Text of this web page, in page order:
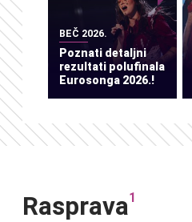
BEČ 2026.
Poznati detaljni
rezultati polufinala
Eurosonga 2026.!
Rasprava1